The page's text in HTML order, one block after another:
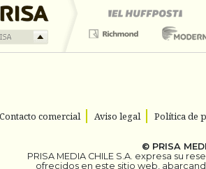
Contacto comercial Aviso legal Política de
© PRISA
PRISA MEDIA CHILE S.A. expresa su
ofrecidos en este sitio web,